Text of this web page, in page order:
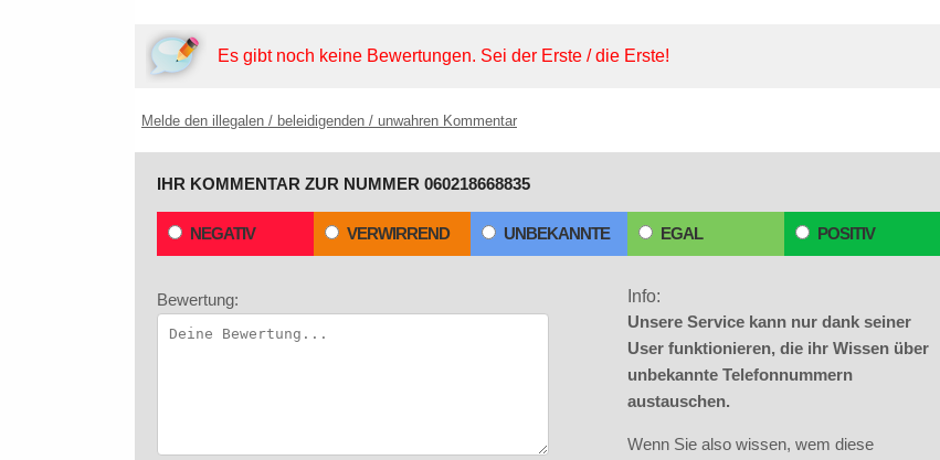
Es gibt noch keine Bewertungen. Sei der Erste / die Erste!
Melde den illegalen / beleidigenden / unwahren Kommentar
IHR KOMMENTAR ZUR NUMMER 060218668835
NEGATIV VERWIRREND UNBEKANNTE EGAL POSITIV
Bewertung:
Info:
Unsere Service kann nur dank seiner
User funktionieren, die ihr Wissen über
unbekannte Telefonnummern
austauschen.
Wenn Sie also wissen, wem diese